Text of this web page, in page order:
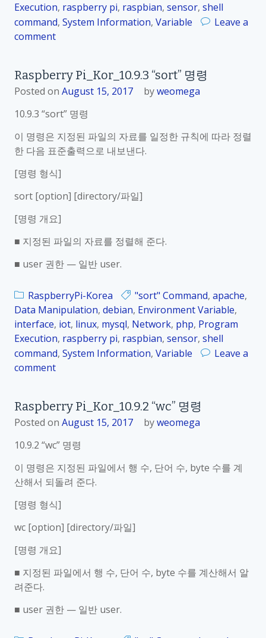
Execution, raspberry pi, raspbian, sensor, shell
command, System Information, Variable
Leave a
comment
a
s
p
e
r
y
P
_
K
o
r
1
0
9
.
n
i
”
명
령
Raspberry Pi_Kor_10.9.3 “sort” 명령
Posted on August 15, 2017 byweomega
10.9.3 “sort” 명령
이 명령은 지정된 파일의 자료를 일정한 규칙에 따라 정렬
한 다음 표준출력으로 내보낸다.
[명령 형식]
sort [option] [directory/파일]
[명령 개요]
■ 지정된 파일의 자료를 정렬해 준다.
■ user 권한 — 일반 user.
RaspberryPi-Korea "sort" Command, apache,
Data Manipulation, debian, Environment Variable,
interface, iot, linux, mysql, Network, php, Program
Execution, raspberry pi, raspbian, sensor, shell
command, System Information, Variable
Leave a
comment
a
s
p
e
r
y
P
_
K
o
_
Raspberry Pi_Kor_10.9.2 “wc” 명령
Posted on August 15, 2017 byweomega
10.9.2 “wc” 명령
이 명령은 지정된 파일에서 행 수, 단어 수, byte 수를 계
산해서 되돌려 준다.
[명령 형식]
wc [option] [directory/파일]
[명령 개요]
■ 지정된 파일에서 행 수, 단어 수, byte 수를 계산해서 알
려준다.
■ user 권한 — 일반 user.